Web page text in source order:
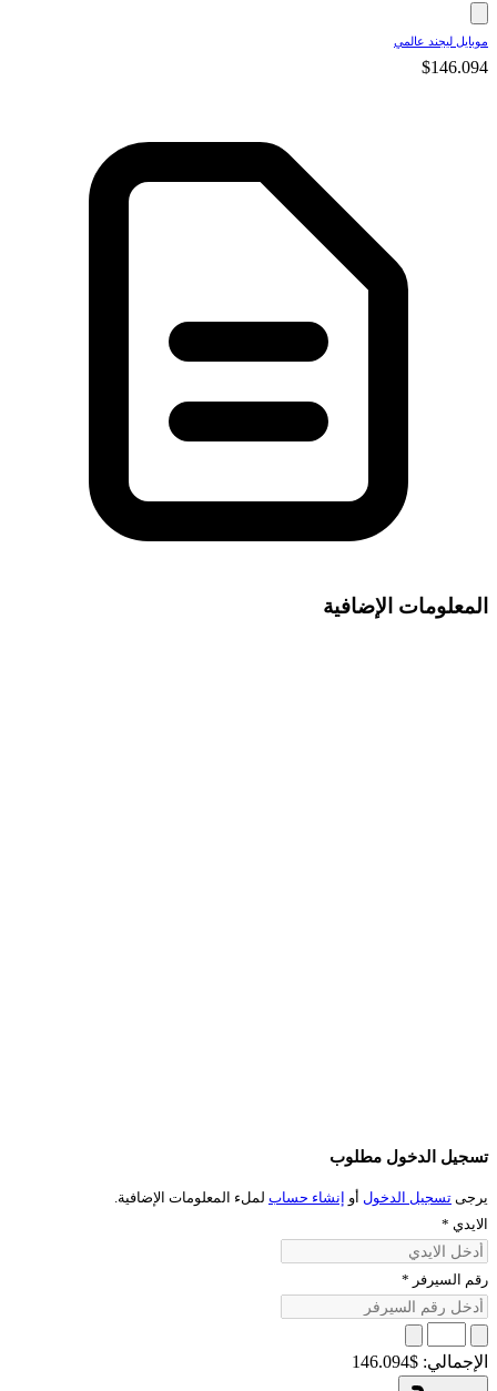
موبايل ليجند عالمي
$146.094
المعلومات الإضافية
تسجيل الدخول مطلوب
يرجى تسجيل الدخول أو إنشاء حساب لملء المعلومات الإضافية.
الايدي *
رقم السيرفر *
الإجمالي: $146.094